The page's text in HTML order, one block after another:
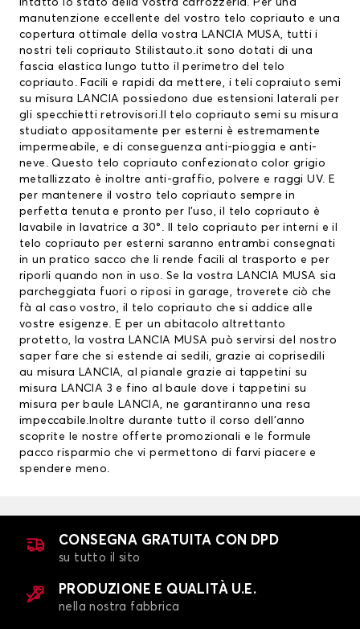
intatto lo stato della vostra carrozzeria. Per una
manutenzione eccellente del vostro telo copriauto e una
copertura ottimale della vostra LANCIA MUSA, tutti i
nostri teli copriauto Stilistauto.it sono dotati di una
fascia elastica lungo tutto il perimetro del telo
copriauto. Facili e rapidi da mettere, i teli copraiuto semi
su misura LANCIA possiedono due estensioni laterali per
gli specchietti retrovisori.Il telo copriauto semi su misura
studiato appositamente per esterni è estremamente
impermeabile, e di conseguenza anti-pioggia e anti-
neve. Questo telo copriauto confezionato color grigio
metallizzato è inoltre anti-graffio, polvere e raggi UV. E
per mantenere il vostro telo copriauto sempre in
perfetta tenuta e pronto per l’uso, il telo copriauto è
lavabile in lavatrice a 30°. Il telo copriauto per interni e il
telo copriauto per esterni saranno entrambi consegnati
in un pratico sacco che li rende facili al trasporto e per
riporli quando non in uso. Se la vostra LANCIA MUSA sia
parcheggiata fuori o riposi in garage, troverete ciò che
fà al caso vostro, il telo copriauto che si addice alle
vostre esigenze. E per un abitacolo altrettanto
protetto, la vostra LANCIA MUSA può servirsi del nostro
saper fare che si estende ai sedili, grazie ai coprisedili
au misura LANCIA, al pianale grazie ai tappetini su
misura LANCIA 3 e fino al baule dove i tappetini su
misura per baule LANCIA, ne garantiranno una resa
impeccabile.Inoltre durante tutto il corso dell’anno
scoprite le nostre offerte promozionali e le formule
pacco risparmio che vi permettono di farvi piacere e
spendere meno.
CONSEGNA GRATUITA CON DPD
su tutto il sito
PRODUZIONE E QUALITÀ U.E.
nella nostra fabbrica